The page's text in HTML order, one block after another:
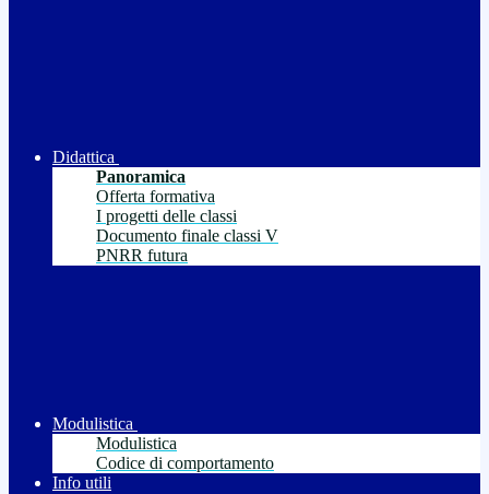
Didattica
Panoramica
Offerta formativa
I progetti delle classi
Documento finale classi V
PNRR futura
Modulistica
Modulistica
Codice di comportamento
Info utili